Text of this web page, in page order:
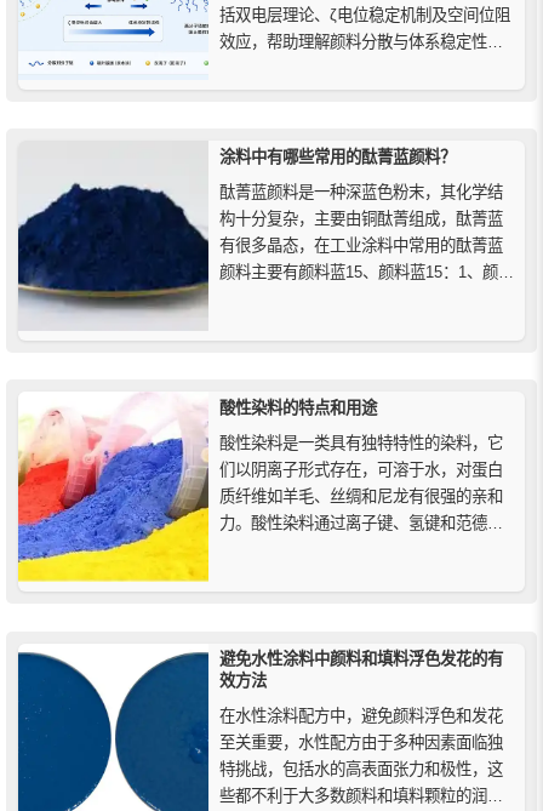
括双电层理论、ζ电位稳定机制及空间位阻
效应，帮助理解颜料分散与体系稳定性的
涂料中有哪些常用的酞菁蓝颜料？
酞菁蓝颜料是一种深蓝色粉末，其化学结
构十分复杂，主要由铜酞菁组成，酞菁蓝
有很多晶态，在工业涂料中常用的酞菁蓝
颜料主要有颜料蓝15、颜料蓝15：1、颜料
酸性染料的特点和用途
酸性染料是一类具有独特特性的染料，它
们以阴离子形式存在，可溶于水，对蛋白
质纤维如羊毛、丝绸和尼龙有很强的亲和
力。酸性染料通过离子键、氢键和范德华
途。
避免水性涂料中颜料和填料浮色发花的有
效方法
在水性涂料配方中，避免颜料浮色和发花
至关重要，水性配方由于多种因素面临独
特挑战，包括水的高表面张力和极性，这
些都不利于大多数颜料和填料颗粒的润